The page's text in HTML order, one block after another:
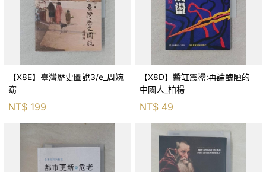
【X8E】臺灣歷史圖說3/e_周婉
窈
NT$ 199
【X8D】醬缸震盪:再論醜陋的
中國人_柏楊
NT$ 49